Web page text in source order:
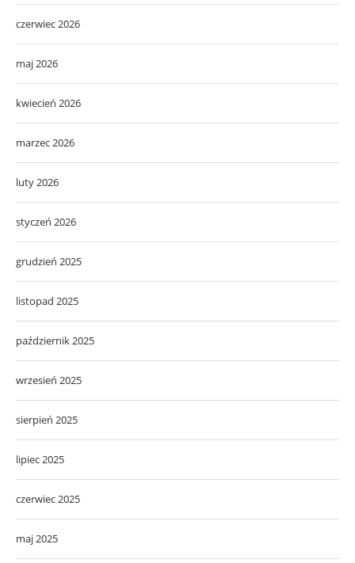
czerwiec 2026
maj 2026
kwiecień 2026
marzec 2026
luty 2026
styczeń 2026
grudzień 2025
listopad 2025
październik 2025
wrzesień 2025
sierpień 2025
lipiec 2025
czerwiec 2025
maj 2025